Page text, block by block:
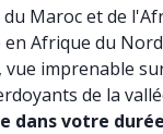
Maroc et de
Afrique du
, vue imprenable
de la
dans votre